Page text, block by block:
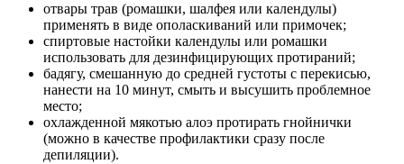
отвары трав (ромашки, шалфея или календулы)
применять в виде ополаскиваний или примочек;
спиртовые настойки календулы или ромашки
использовать для дезинфицирующих протираний;
бадягу, смешанную до средней густоты с перекисью,
нанести на 10 минут, смыть и высушить проблемное
место;
охлажденной мякотью алоэ протирать гнойнички
(можно в качестве профилактики сразу после
депиляции).